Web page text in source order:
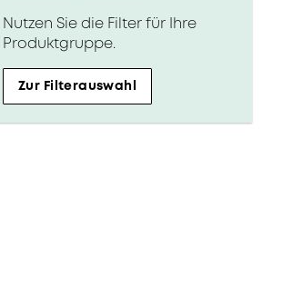
Nutzen Sie die Filter für Ihre
Produktgruppe.
Zur Filterauswahl